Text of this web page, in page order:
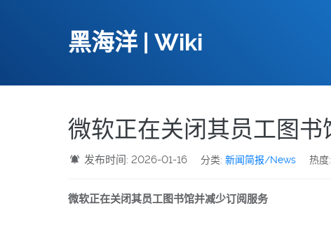
黑海洋 | Wiki
微软正在关闭其员工图
发布时间: 2026-01-16 分类:新闻简报/News 热度
微软正在关闭其员工图书馆并减少订阅服务